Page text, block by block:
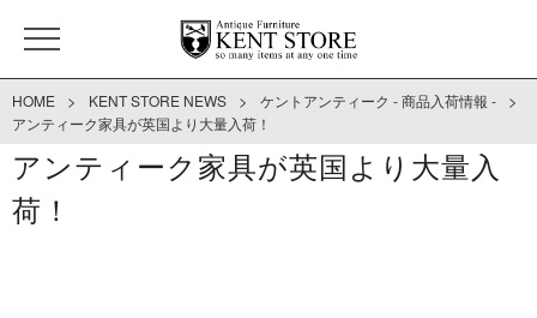
HOME > KENT STORE NEWS > ケントアンティーク - 商品入荷情報 - >
アンティーク家具が英国より大量入荷！
アンティーク家具が英国より大量入
荷！